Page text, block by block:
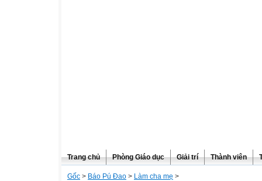
Trang chủ Phòng Giáo dục Giải trí Thành viên
Gốc > Báo Pú Đao > Làm cha mẹ >